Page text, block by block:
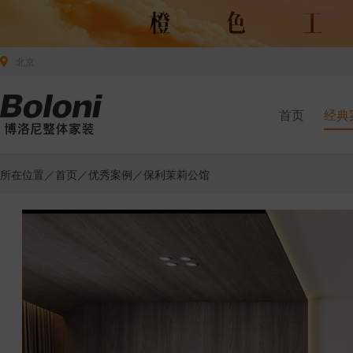
首页 经典
所在位置／首页 ／优秀案例 ／保利茉莉公馆